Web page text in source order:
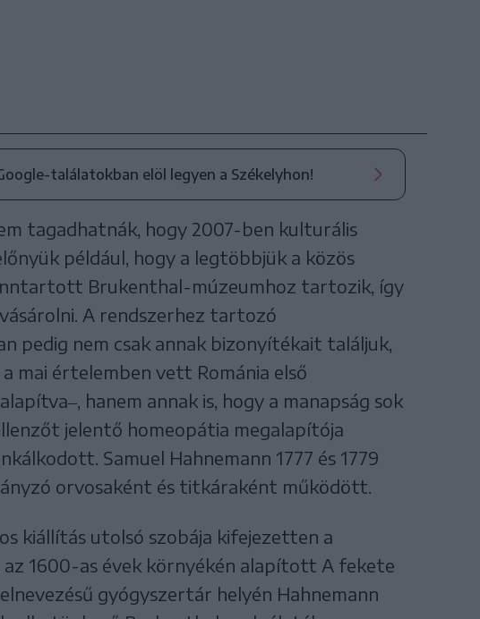
találatokban elöl legyen a Székelyhon!
tagadhatnák, hogy 2007-ben kulturális
például, hogy a legtöbbjük a közös
Brukenthal-múzeumhoz tartozik, így
A rendszerhez tartozó
pedig nem csak annak bizonyítékait találjuk,
mai értelemben vett Románia első
hanem annak is, hogy a manapság sok
jelentő homeopátia megalapítója
Samuel Hahnemann 1777 és 1779
orvosaként és titkáraként működött.
kiállítás utolsó szobája kifejezetten a
1600-as évek környékén alapított A fekete
gyógyszertár helyén Hahnemann